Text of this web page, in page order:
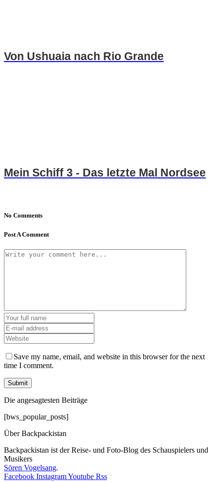
Von Ushuaia nach Rio Grande
Mein Schiff 3 - Das letzte Mal Nordsee
No Comments
Post A Comment
Save my name, email, and website in this browser for the next
time I comment.
Die angesagtesten Beiträge
[bws_popular_posts]
Über Backpackistan
Backpackistan ist der Reise- und Foto-Blog des Schauspielers und
Musikers
Sören Vogelsang.
Facebook InstagramYoutube Rss